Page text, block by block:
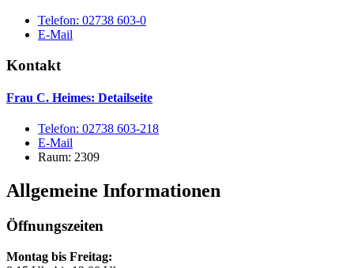
Telefon: 02738 603-0
E-Mail
Kontakt
Frau C. Heimes: Detailseite
Telefon: 02738 603-218
E-Mail
Raum: 2309
Allgemeine Informationen
Öffnungszeiten
Montag bis Freitag: